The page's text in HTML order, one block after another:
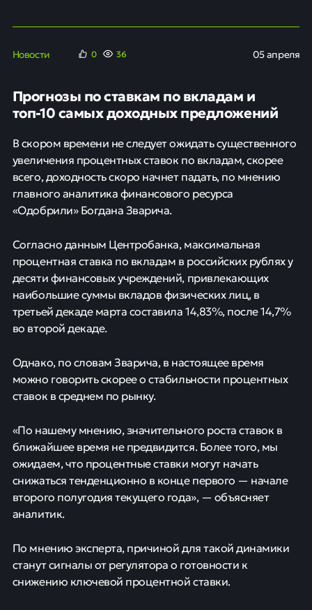
Новости 0 36 05 апреля
Прогнозы по ставкам по вкладам и
топ-10 самых доходных предложений
В скором времени не следует ожидать существенного
увеличения процентных ставок по вкладам, скорее
всего, доходность скоро начнет падать, по мнению
главного аналитика финансового ресурса
«Одобрили» Богдана Зварича.
Согласно данным Центробанка, максимальная
процентная ставка по вкладам в российских рублях у
десяти финансовых учреждений, привлекающих
наибольшие суммы вкладов физических лиц, в
третьей декаде марта составила 14,83%, после 14,7%
во второй декаде.
Однако, по словам Зварича, в настоящее время
можно говорить скорее о стабильности процентных
ставок в среднем по рынку.
«По нашему мнению, значительного роста ставок в
ближайшее время не предвидится. Более того, мы
ожидаем, что процентные ставки могут начать
снижаться тенденционно в конце первого — начале
второго полугодия текущего года», — объясняет
аналитик.
По мнению эксперта, причиной для такой динамики
станут сигналы от регулятора о готовности к
снижению ключевой процентной ставки.